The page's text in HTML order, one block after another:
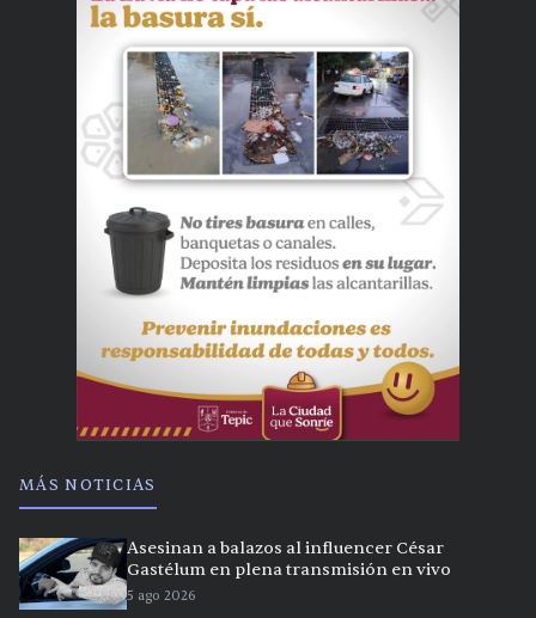
MÁS NOTICIAS
Asesinan a balazos al influencer César
Gastélum en plena transmisión en vivo
5 ago 2026